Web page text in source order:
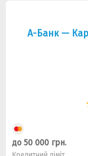
А-Банк —
до 50 000 грн.